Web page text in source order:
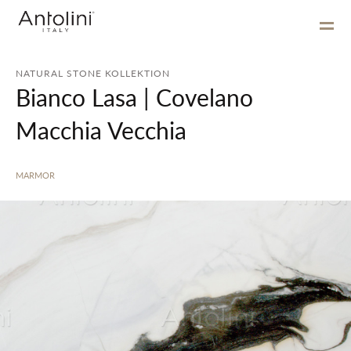
NATURAL STONE KOLLEKTION
Bianco Lasa | Covelano
Macchia Vecchia
MARMOR